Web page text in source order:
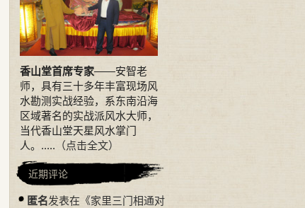
香山堂首席专家——安智老
师，具有三十多年丰富现场风
水勘测实战经验，系东南沿海
区域著名的实战派风水大师，
当代香山堂天星风水掌门
人。..... （点击全文）
近期评论
匿名发表在《家里三门相通对